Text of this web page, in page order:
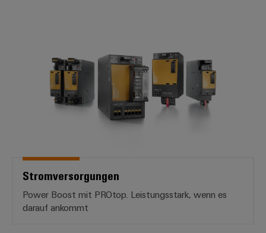
Stromversorgungen
Power Boost mit PROtop. Leistungsstark, wenn es
darauf ankommt